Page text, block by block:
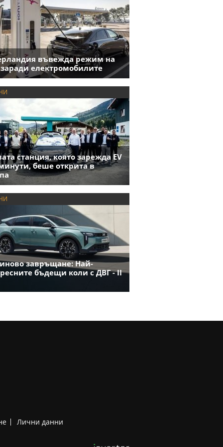
въвежда режим на
заради електромобилите
станция, която зарежда EV
беше открита в
завръщане: Най-
бъдещи коли с ДВГ - II
Лични данни